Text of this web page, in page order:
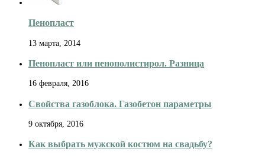
Пенопласт
13 марта, 2014
Пенопласт или пенополистирол. Разница
16 февраля, 2016
Свойства газоблока. Газобетон параметры
9 октября, 2016
Как выбрать мужской костюм на свадьбу?